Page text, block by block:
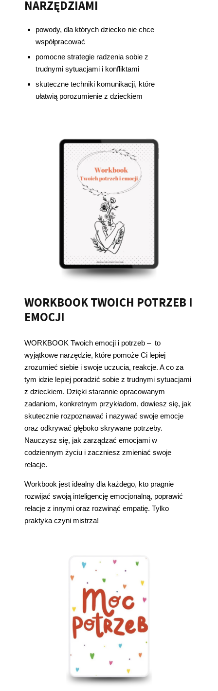
NARZĘDZIAMI
powody, dla których dziecko nie chce
współpracować
pomocne strategie radzenia sobie z
trudnymi sytuacjami i konfliktami
skuteczne techniki komunikacji, które
ułatwią porozumienie z dzieckiem
WORKBOOK TWOICH POTRZEB I
EMOCJI
WORKBOOK Twoich emocji i potrzeb – to
wyjątkowe narzędzie, które pomoże Ci lepiej
zrozumieć siebie i swoje uczucia, reakcje. A co za
tym idzie lepiej poradzić sobie z trudnymi sytuacjami
z dzieckiem. Dzięki starannie opracowanym
zadaniom, konkretnym przykładom, dowiesz się, jak
skutecznie rozpoznawać i nazywać swoje emocje
oraz odkrywać głęboko skrywane potrzeby.
Nauczysz się, jak zarządzać emocjami w
codziennym życiu i zaczniesz zmieniać swoje
relacje.
Workbook jest idealny dla każdego, kto pragnie
rozwijać swoją inteligencję emocjonalną, poprawić
relacje z innymi oraz rozwinąć empatię. Tylko
praktyka czyni mistrza!